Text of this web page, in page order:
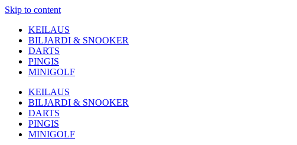
Skip to content
KEILAUS
BILJARDI & SNOOKER
DARTS
PINGIS
MINIGOLF
KEILAUS
BILJARDI & SNOOKER
DARTS
PINGIS
MINIGOLF